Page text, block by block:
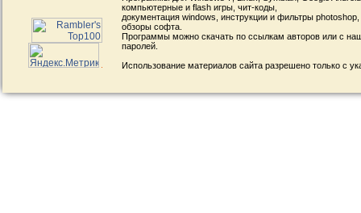
компьютерные и flash игры, чит-коды,
документация windows, инструкции и фильтры
обзоры софта.
Программы можно скачать по ссылкам авторов или с
паролей.
Использование материалов сайта разрешено только с